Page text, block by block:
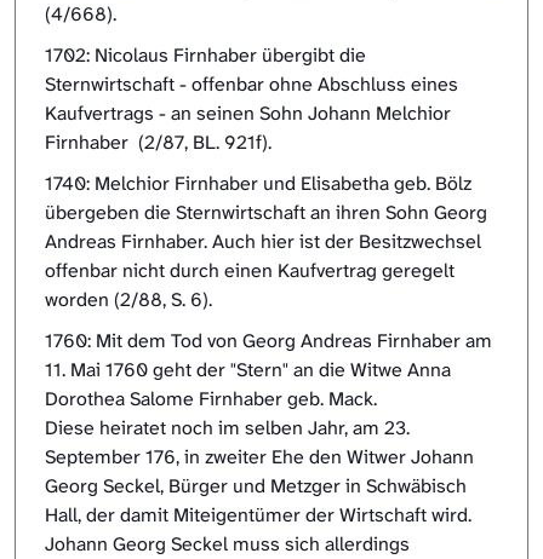
(4/668).
1702: Nicolaus Firnhaber übergibt die
Sternwirtschaft - offenbar ohne Abschluss eines
Kaufvertrags - an seinen Sohn Johann Melchior
Firnhaber (2/87, BL. 921f).
1740: Melchior Firnhaber und Elisabetha geb. Bölz
übergeben die Sternwirtschaft an ihren Sohn Georg
Andreas Firnhaber. Auch hier ist der Besitzwechsel
offenbar nicht durch einen Kaufvertrag geregelt
worden (2/88, S. 6).
1760: Mit dem Tod von Georg Andreas Firnhaber am
11. Mai 1760 geht der "Stern" an die Witwe Anna
Dorothea Salome Firnhaber geb. Mack.
Diese heiratet noch im selben Jahr, am 23.
September 176, in zweiter Ehe den Witwer Johann
Georg Seckel, Bürger und Metzger in Schwäbisch
Hall, der damit Miteigentümer der Wirtschaft wird.
Johann Georg Seckel muss sich allerdings